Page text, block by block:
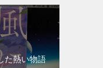
た熱い物語